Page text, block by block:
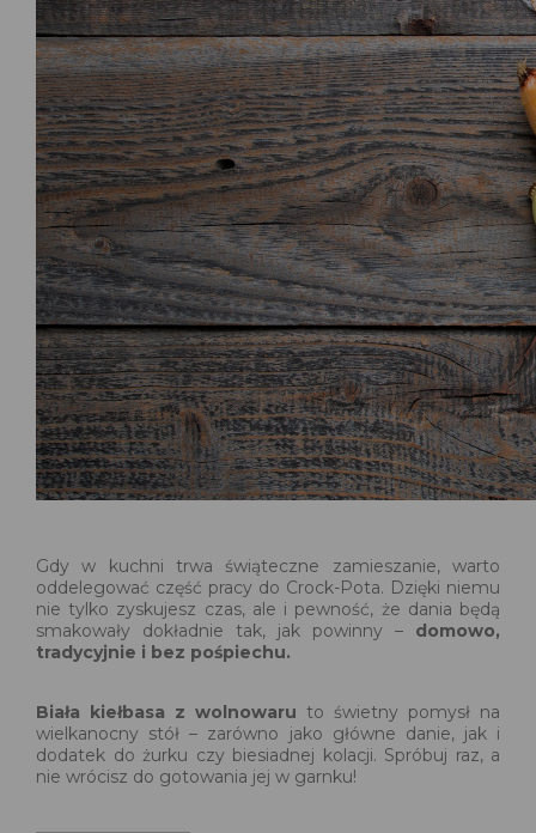
Gdy w kuchni trwa świąteczne zamieszanie, warto
oddelegować część pracy do Crock-Pota. Dzięki niemu
nie tylko zyskujesz czas, ale i pewność, że dania będą
smakowały dokładnie tak, jak powinny – domowo,
tradycyjnie i bez pośpiechu.
Biała kiełbasa z wolnowaru to świetny pomysł na
wielkanocny stół – zarówno jako główne danie, jak i
dodatek do żurku czy biesiadnej kolacji. Spróbuj raz, a
nie wrócisz do gotowania jej w garnku!